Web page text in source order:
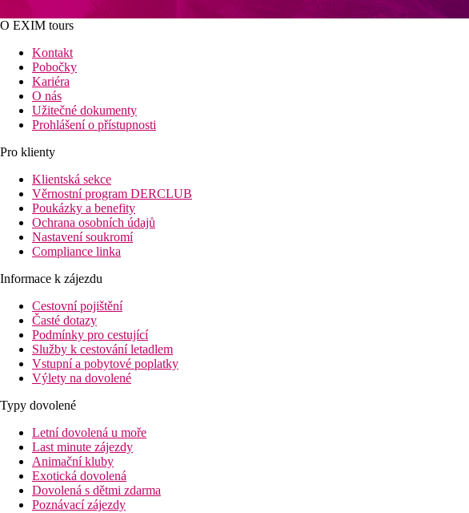
O EXIM tours
Kontakt
Pobočky
Kariéra
O nás
Užitečné dokumenty
Prohlášení o přístupnosti
Pro klienty
Klientská sekce
Věrnostní program DERCLUB
Poukázky a benefity
Ochrana osobních údajů
Nastavení soukromí
Compliance linka
Informace k zájezdu
Cestovní pojištění
Časté dotazy
Podmínky pro cestující
Služby k cestování letadlem
Vstupní a pobytové poplatky
Výlety na dovolené
Typy dovolené
Letní dovolená u moře
Last minute zájezdy
Animační kluby
Exotická dovolená
Dovolená s dětmi zdarma
Poznávací zájezdy